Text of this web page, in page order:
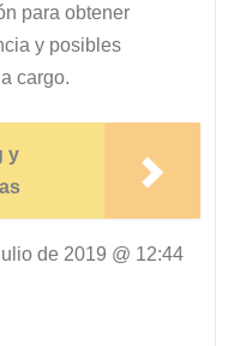
para obtener
y posibles
cargo.
y
de 2019 @ 12:44